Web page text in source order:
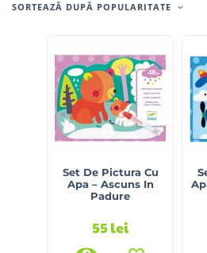
SORTEAZĂ DUPĂ POPULARITATE
Set De Pictura Cu
Apa – Ascuns In
Padure
55lei